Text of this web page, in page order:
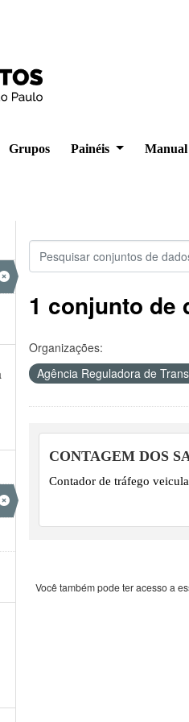
Grupos Painéis Manual
1 conjunto de
Organizações:
Agência Reguladora de
CONTAGEM DOS
Contador de tráfego
Você também pode ter acesso a